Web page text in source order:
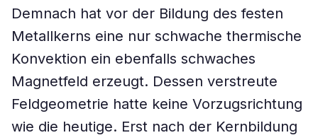
Demnach hat vor der Bildung des festen
Metallkerns eine nur schwache thermische
Konvektion ein ebenfalls schwaches
Magnetfeld erzeugt. Dessen verstreute
Feldgeometrie hatte keine Vorzugsrichtung
wie die heutige. Erst nach der Kernbildung